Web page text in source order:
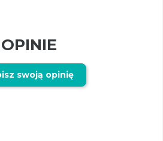
OPINIE
swoją opinię